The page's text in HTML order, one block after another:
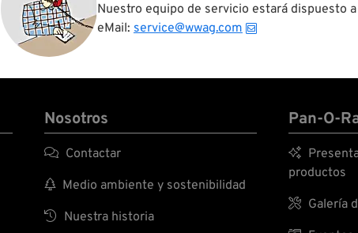
Nuestro equipo de servicio estará dispuesto
eMail: service@wwag.com
Nosotros
 Contactar
 Medio ambiente y sostenibilidad
 Nuestra historia
Pan-O-

productos
 Galería